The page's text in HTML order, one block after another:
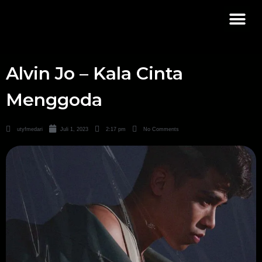
Alvin Jo – Kala Cinta
Menggoda
utyfmedari Juli 1, 2023 2:17 pm No Comments